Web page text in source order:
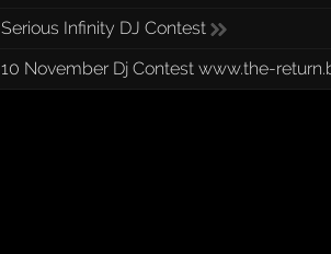
Serious Infinity DJ Contest
10 November Dj Contest www.the-